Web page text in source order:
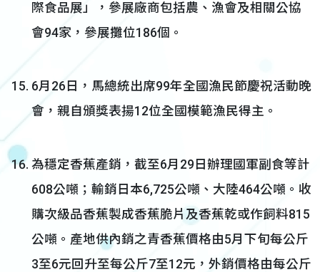
際食品展」，參展廠商包括農、漁會及相關公協
會94家，參展攤位186個。
6月26日，馬總統出席99年全國漁民節慶祝活動晚
會，親自頒獎表揚12位全國模範漁民得主。
為穩定香蕉產銷，截至6月29日辦理國軍副食等計
608公噸；輸銷日本6,725公噸、大陸464公噸。收
購次級品香蕉製成香蕉脆片及香蕉乾或作飼料815
公噸。產地供內銷之青香蕉價格由5月下旬每公斤
3至6元回升至每公斤7至12元，外銷價格由每公斤